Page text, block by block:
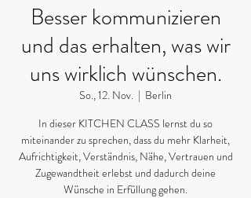
Besser kommunizieren
und das erhalten, was wir
uns wirklich wünschen.
So., 12. Nov.
  |
Berlin
In dieser KITCHEN CLASS lernst du so
miteinander zu sprechen, dass du mehr Klarheit,
Aufrichtigkeit, Verständnis, Nähe, Vertrauen und
Zugewandtheit erlebst und dadurch deine
Wünsche in Erfüllung gehen.